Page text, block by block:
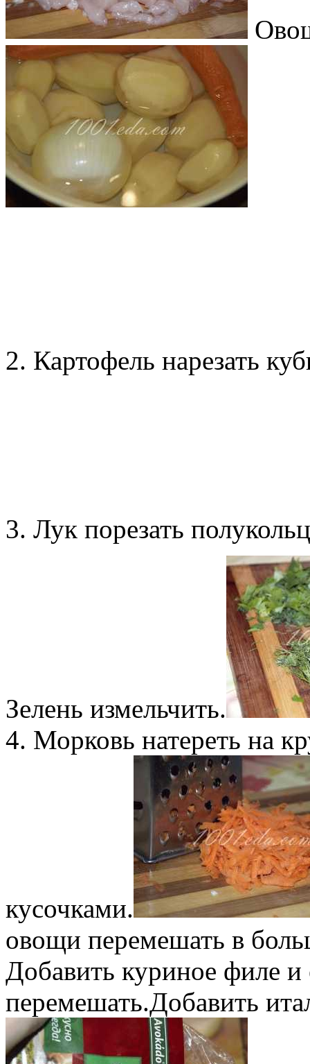
2. Картофель нарезать
3. Лук порезать
Зелень измельчить.
4. Морковь натереть на
кусочками.
овощи перемешать в
Добавить куриное филе и
перемешать.Добавить